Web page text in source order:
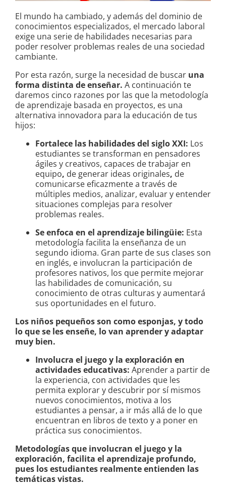
El mundo ha cambiado, y además del dominio de
conocimientos especializados, el mercado laboral
exige una serie de habilidades necesarias para
poder resolver problemas reales de una sociedad
cambiante.
Por esta razón, surge la necesidad de buscar una
forma distinta de enseñar. A continuación te
daremos cinco razones por las que la metodología
de aprendizaje basada en proyectos, es una
alternativa innovadora para la educación de tus
hijos:
Fortalece las habilidades del siglo XXI: Los
estudiantes se transforman en pensadores
ágiles y creativos, capaces de trabajar en
equipo, de generar ideas originales, de
comunicarse eficazmente a través de
múltiples medios, analizar, evaluar y entender
situaciones complejas para resolver
problemas reales.
Se enfoca en el aprendizaje bilingüie: Esta
metodología facilita la enseñanza de un
segundo idioma. Gran parte de sus clases son
en inglés, e involucran la participación de
profesores nativos, los que permite mejorar
las habilidades de comunicación, su
conocimiento de otras culturas y aumentará
sus oportunidades en el futuro.
Los niños pequeños son como esponjas, y todo
lo que se les enseñe, lo van aprender y adaptar
muy bien.
Involucra el juego y la exploración en
actividades educativas: Aprender a partir de
la experiencia, con actividades que les
permita explorar y descubrir por sí mismos
nuevos conocimientos, motiva a los
estudiantes a pensar, a ir más allá de lo que
encuentran en libros de texto y a poner en
práctica sus conocimientos.
Metodologías que involucran el juego y la
exploración, facilita el aprendizaje profundo,
pues los estudiantes realmente entienden las
temáticas vistas.